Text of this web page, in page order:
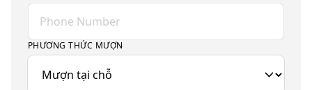
PHƯƠNG THỨC MƯỢN